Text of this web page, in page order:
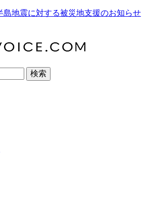
島地震に対する被災地支援のお知らせ
検索